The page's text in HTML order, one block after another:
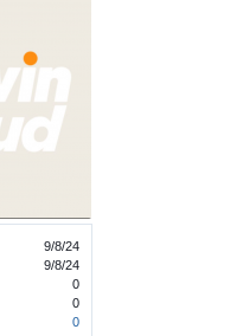
9/8/24
9/8/24
0
0
0